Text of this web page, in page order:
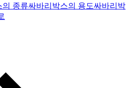
의 종류싸바리박스의 용도싸바리박